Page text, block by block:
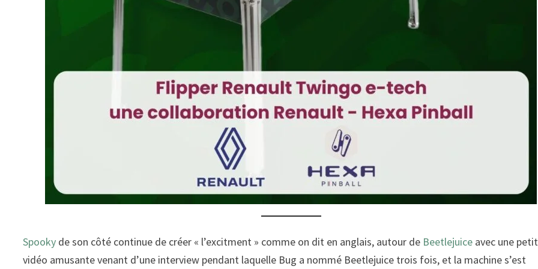
Spooky de son côté continue de créer « l’excitment » comme on dit en anglais, autour de Beetlejuice avec une
vidéo amusante venant d’une interview pendant laquelle Bug a nommé Beetlejuice trois fois, et la machine s’est